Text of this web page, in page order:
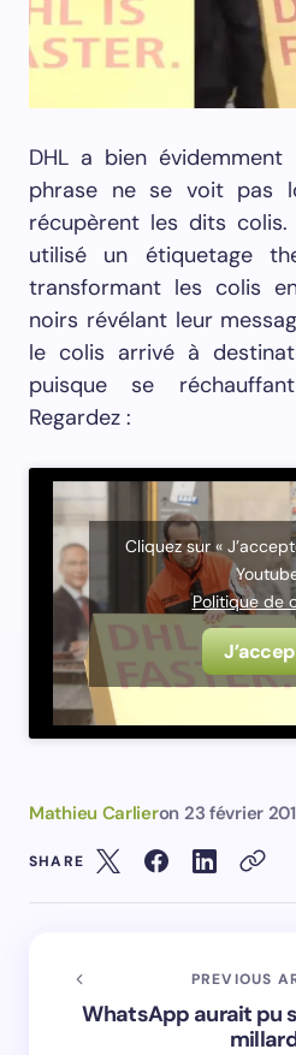
DHL a bien
phrase ne se voit pas
récupèrent les dits
utilisé un étiquetage
transformant les colis
noirs révélant leur
le colis arrivé à
puisque se
Regardez :
Cliquez sur «
Politique de
Mathieu Carlieron 23 février
SHARE
PREVIOUS
WhatsApp aurait pu